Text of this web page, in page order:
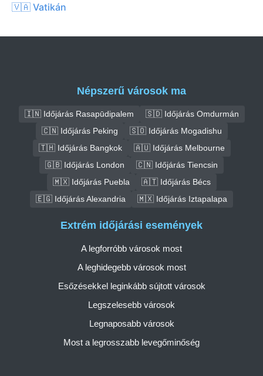
🇻🇦 Vatikán
Népszerű városok ma
🇮🇳 Időjárás Rasapūdipalem
🇸🇩 Időjárás Omdurmán
🇨🇳 Időjárás Peking
🇸🇴 Időjárás Mogadishu
🇹🇭 Időjárás Bangkok
🇦🇺 Időjárás Melbourne
🇬🇧 Időjárás London
🇨🇳 Időjárás Tiencsin
🇲🇽 Időjárás Puebla
🇦🇹 Időjárás Bécs
🇪🇬 Időjárás Alexandria
🇲🇽 Időjárás Iztapalapa
Extrém időjárási események
A legforróbb városok most
A leghidegebb városok most
Esőzésekkel leginkább sújtott városok
Legszelesebb városok
Legnaposabb városok
Most a legrosszabb levegőminőség